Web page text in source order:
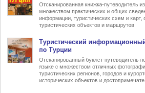
Отсканированная книжка-путеводитель
множеством практических и общих
информации, туристических схем и
туристических объектов и маршрутов
Туристический
по Турции
Отсканированный буклет-путеводитель
языке с множеством отличных
туристических регионов, городов и
исторических объектов и